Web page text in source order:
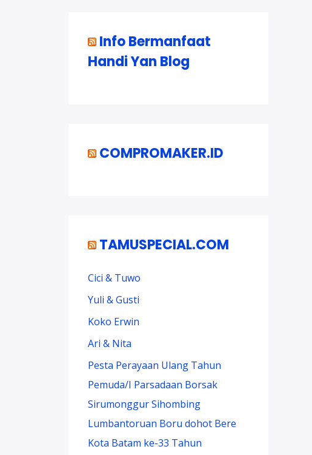
Info Bermanfaat
Handi Yan Blog
COMPROMAKER.ID
TAMUSPECIAL.COM
Cici & Tuwo
Yuli & Gusti
Koko Erwin
Ari & Nita
Pesta Perayaan Ulang Tahun
Pemuda/I Parsadaan Borsak
Sirumonggur Sihombing
Lumbantoruan Boru dohot Bere
Kota Batam ke-33 Tahun